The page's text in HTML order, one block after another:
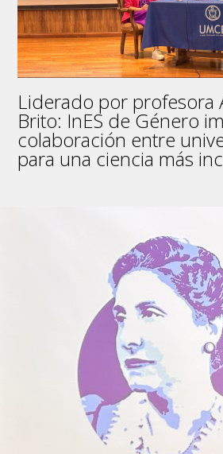
2025
Liderado por profesora
Brito: InES de Género
colaboración entre
para una ciencia más